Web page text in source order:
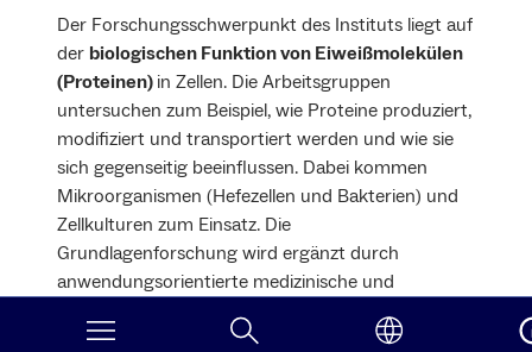
Der Forschungsschwerpunkt des Instituts liegt auf
der biologischen Funktion von Eiweißmolekülen
(Proteinen) in Zellen. Die Arbeitsgruppen
untersuchen zum Beispiel, wie Proteine produziert,
modifiziert und transportiert werden und wie sie
sich gegenseitig beeinflussen. Dabei kommen
Mikroorganismen (Hefezellen und Bakterien) und
Zellkulturen zum Einsatz. Die
Grundlagenforschung wird ergänzt durch
anwendungsorientierte medizinische und
klinischen Instituten und der Industrie.